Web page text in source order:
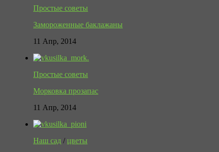
Простые советы
Замороженные баклажаны
11 Апр, 2014
Простые советы
Морковка прозапас
11 Апр, 2014
Наш сад /цветы